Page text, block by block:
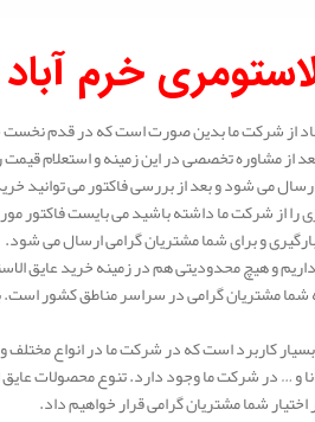
خرم آباد
از شرکت ما بدین صورت است که در قدم
از مشاوره تخصصی در این زمینه و استعلام
می شود و بعد از بررسی فاکتور می توانید
از شرکت ما داشته باشید می بایست فاکتور
و برای شما مشتریان گرامی ارسال می شود.
و هیچ محدودیتی هم در زمینه خرید عایق
مشتریان گرامی در سراسر مناطق کشور است.
کاربرد است که در شرکت ما در انواع
… در شرکت ما وجود دارد. تنوع محصولات عایق
شما مشتریان گرامی قرار خواهیم داد.